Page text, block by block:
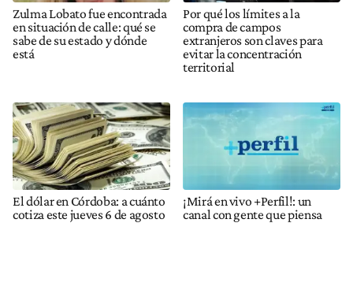
Zulma Lobato fue encontrada
en situación de calle: qué se
sabe de su estado y dónde
está
Por qué los límites a la
compra de campos
extranjeros son claves para
evitar la concentración
territorial
El dólar en Córdoba: a cuánto
cotiza este jueves 6 de agosto
¡Mirá en vivo +Perfil!: un
canal con gente que piensa